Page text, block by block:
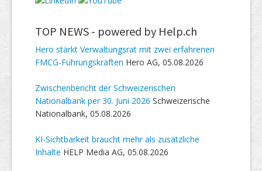
TOP NEWS - powered by Help.ch
Hero stärkt Verwaltungsrat mit zwei erfahrenen
FMCG-Führungskräften Hero AG, 05.08.2026
Zwischenbericht der Schweizerischen
Nationalbank per 30. Juni 2026 Schweizerische
Nationalbank, 05.08.2026
KI-Sichtbarkeit braucht mehr als zusätzliche
Inhalte HELP Media AG, 05.08.2026